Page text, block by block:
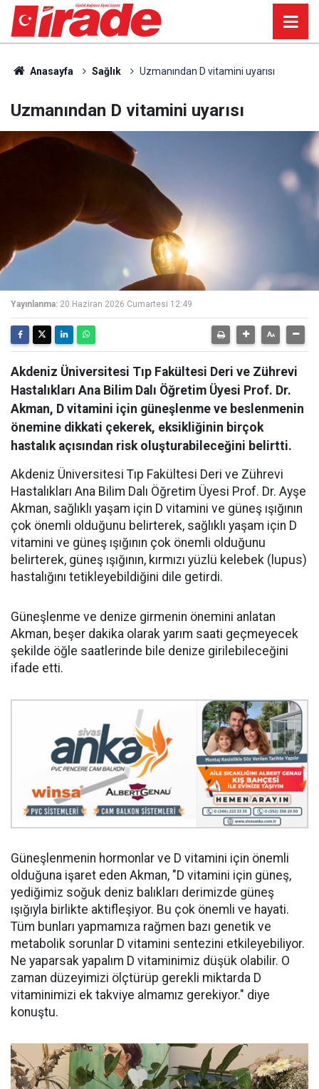
Anasayfa Sağlık Uzmanından D vitamini uyarısı
Uzmanından D vitamini uyarısı
Yayınlanma: 20 Haziran 2026 Cumartesi 12:49
Akdeniz Üniversitesi Tıp Fakültesi Deri ve Zührevi
Hastalıkları Ana Bilim Dalı Öğretim Üyesi Prof. Dr.
Akman, D vitamini için güneşlenme ve beslenmenin
önemine dikkati çekerek, eksikliğinin birçok
hastalık açısından risk oluşturabileceğini belirtti.
Akdeniz Üniversitesi Tıp Fakültesi Deri ve Zührevi
Hastalıkları Ana Bilim Dalı Öğretim Üyesi Prof. Dr. Ayşe
Akman, sağlıklı yaşam için D vitamini ve güneş ışığının
çok önemli olduğunu belirterek, sağlıklı yaşam için D
vitamini ve güneş ışığının çok önemli olduğunu
belirterek, güneş ışığının, kırmızı yüzlü kelebek (lupus)
hastalığını tetikleyebildiğini dile getirdi.
Güneşlenme ve denize girmenin önemini anlatan
Akman, beşer dakika olarak yarım saati geçmeyecek
şekilde öğle saatlerinde bile denize girilebileceğini
ifade etti.
Güneşlenmenin hormonlar ve D vitamini için önemli
olduğuna işaret eden Akman, "D vitamini için güneş,
yediğimiz soğuk deniz balıkları derimizde güneş
ışığıyla birlikte aktifleşiyor. Bu çok önemli ve hayati.
Tüm bunları yapmamıza rağmen bazı genetik ve
metabolik sorunlar D vitamini sentezini etkileyebiliyor.
Ne yaparsak yapalım D vitaminimiz düşük olabilir. O
zaman düzeyimizi ölçtürüp gerekli miktarda D
vitaminimizi ek takviye almamız gerekiyor." diye
konuştu.